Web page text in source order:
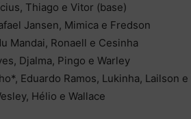
Thiago e Vitor (base)
Jansen, Mimica e Fredson
Mandai, Ronaell e Cesinha
Djalma, Pingo e Warley
Eduardo Ramos, Lukinha, Lailson e
Hélio e Wallace